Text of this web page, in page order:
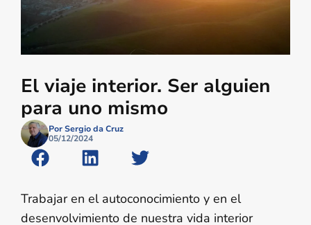
El viaje interior. Ser alguien
para uno mismo
Por Sergio da Cruz
05/12/2024
Trabajar en el autoconocimiento y en el
desenvolvimiento de nuestra vida interior